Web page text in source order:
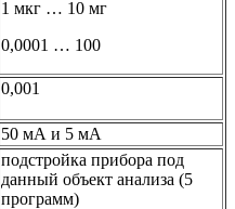
1 мкг … 10 мг
0,0001 … 100
0,001
50 мА и 5 мА
подстройка прибора под
данный объект анализа (5
программ)